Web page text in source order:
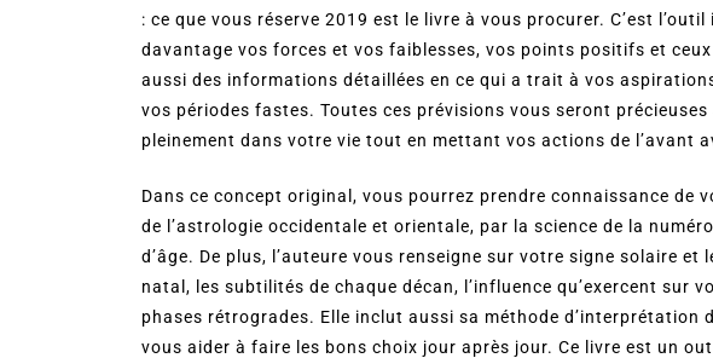
: ce que vous réserve 2019 est le livre à vous procurer. C’est
davantage vos forces et vos faiblesses, vos points positifs et
aussi des informations détaillées en ce qui a trait à vos
vos périodes fastes. Toutes ces prévisions vous seront
pleinement dans votre vie tout en mettant vos actions de l’avant
Dans ce concept original, vous pourrez prendre connaissance de
de l’astrologie occidentale et orientale, par la science de la
d’âge. De plus, l’auteure vous renseigne sur votre signe solaire
natal, les subtilités de chaque décan, l’influence qu’exercent sur
phases rétrogrades. Elle inclut aussi sa méthode d’interprétation
vous aider à faire les bons choix jour après jour. Ce livre est un